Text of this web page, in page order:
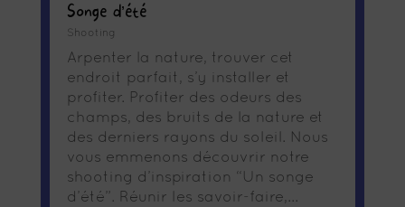
Songe d’été
Shooting
Arpenter la nature, trouver cet
endroit parfait, s’y installer et
profiter. Profiter des odeurs des
champs, des bruits de la nature et
des derniers rayons du soleil. Nous
vous emmenons découvrir notre
shooting d’inspiration “Un songe
d’été”. Réunir les savoir-faire,...